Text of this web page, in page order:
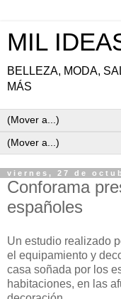
MIL
BELLEZA, MODA,
MÁS
viernes, 27 de
Conforama
españoles
Un estudio realizado
el equipamiento y
casa soñada por los
habitaciones, en las